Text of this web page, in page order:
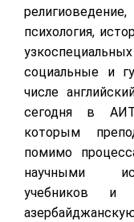
психология,
социальные и
числе
сегодня в
которым
помимо
научными
учебников и